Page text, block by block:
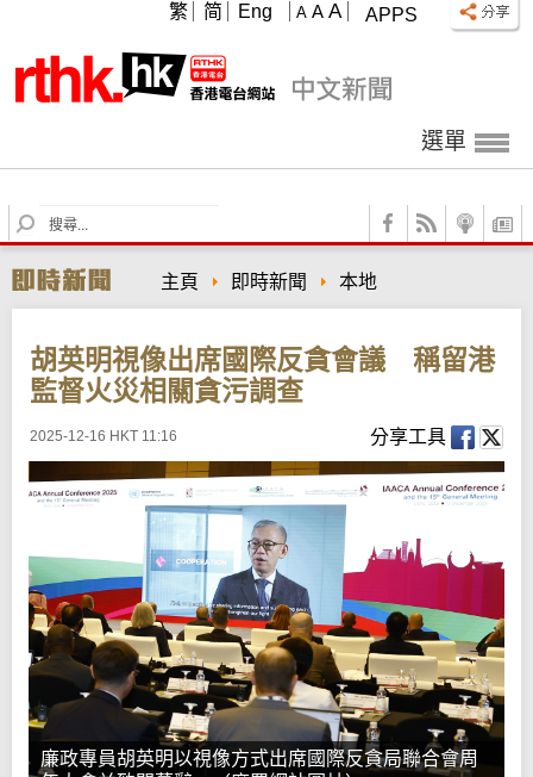
APPS
A A A
繁 简 Eng
選單
S
e
r
c
主頁 即時新聞 本地
胡英明視像出席國際反貪會議 稱留港
監督火災相關貪污調查
2025-12-16 HKT 11:16 分享工具
廉政專員胡英明以視像方式出席國際反貪局聯合會周